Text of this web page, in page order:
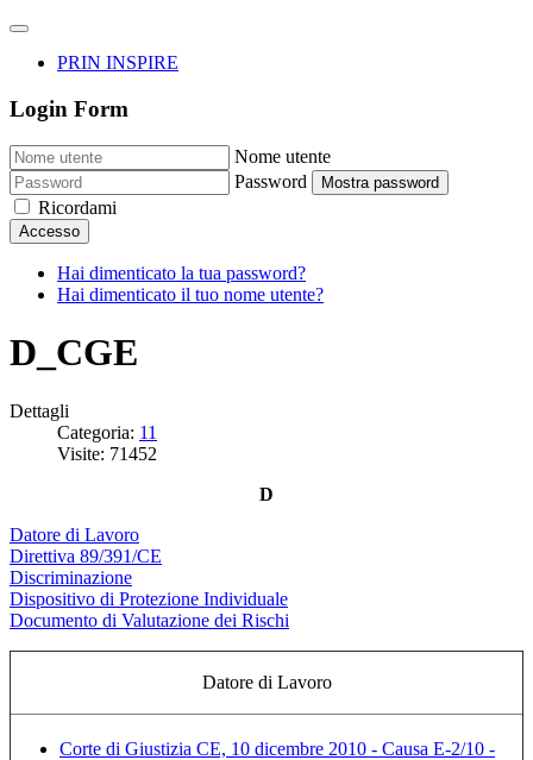
PRIN INSPIRE
Login Form
Nome utente
Password
Mostra password
Ricordami
Accesso
Hai dimenticato la tua password?
Hai dimenticato il tuo nome utente?
D_CGE
Dettagli
Categoria: 11
Visite: 71452
D
Datore di Lavoro
Direttiva 89/391/CE
Discriminazione
Dispositivo di Protezione Individuale
Documento di Valutazione dei Rischi
Datore di Lavoro
Corte di Giustizia CE, 10 dicembre 2010 - Causa E-2/10 -